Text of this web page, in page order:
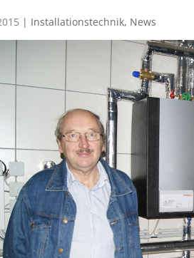
| Installationstechnik, News